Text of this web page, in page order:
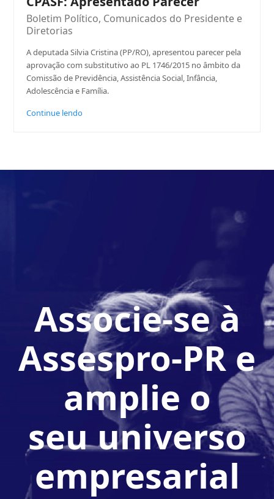
Boletim Político, Comunicados do Presidente e
Diretorias
A deputada Silvia Cristina (PP/RO), apresentou parecer pela
aprovação com substitutivo ao PL 1746/2015 no âmbito da
Comissão de Previdência, Assistência Social, Infância,
Adolescência e Família.
Continue lendo
Associe-se à
Assespro-PR e
amplie o
seu universo
empresarial